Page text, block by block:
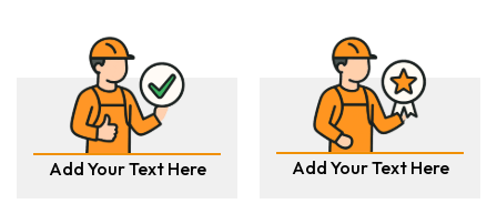
Add Your Text Here Add Your Text Here